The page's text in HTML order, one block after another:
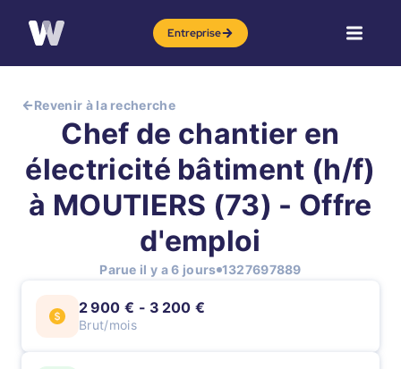
Entreprise
Revenir à la recherche
Chef de chantier en
électricité bâtiment (h/f)
à MOUTIERS (73) - Offre
d'emploi
Parue il y a 6 jours 1327697889
2 900 € - 3 200 €
Brut/mois